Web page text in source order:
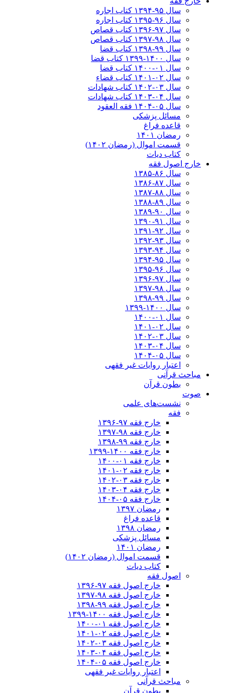
سال ۹۵-۱۳۹۴ کتاب اجاره
سال ۹۶-۱۳۹۵ کتاب اجاره
سال ۹۷-۱۳۹۶ کتاب قصاص
سال ۹۸-۱۳۹۷ کتاب قصاص
سال ۹۹-۱۳۹۸‍ کتاب قضا
سال ۱۴۰۰-۱۳۹۹ کتاب قضا
سال ۰۱-۱۴۰۰ کتاب قضا
سال ۰۲-۱۴۰۱ کتاب قضاء
سال ۰۳-۱۴۰۲ کتاب شهادات
سال ۰۴-۱۴۰۳ کتاب شهادات
سال ۰۵-۱۴۰۴ فقه العقود
مسائل پزشکی
قاعده فراغ
رمضان ۱۴۰۱
قسمت اموال (رمضان ۱۴۰۲)
کتاب دیات
خارج اصول فقه
سال ۸۶-۱۳۸۵
سال ۸۷-۱۳۸۶
سال ۸۸-۱۳۸۷
سال ۸۹-۱۳۸۸
سال ۹۰-۱۳۸۹
سال ۹۱-۱۳۹۰
سال ۹۲-۱۳۹۱
سال ۹۳-۱۳۹۲
سال ۹۴-۱۳۹۳
سال ۹۵-۱۳۹۴
سال ۹۶-۱۳۹۵
سال ۹۷-۱۳۹۶
سال ۹۸-۱۳۹۷
سال ۹۹-۱۳۹۸‍
سال ۱۴۰۰-۱۳۹۹
سال ۰۱-۱۴۰۰
سال ۰۲-۱۴۰۱
سال ۰۳-۱۴۰۲
سال ۰۴-۱۴۰۳
سال ۰۵-۱۴۰۴
اعتبار روایات غیر فقهی
مباحث قرآنی
بطون قرآن
صوت
نشست‌های علمی
فقه
خارج فقه ۹۷-۱۳۹۶
خارج فقه ۹۸-۱۳۹۷
خارج فقه ۹۹-۱۳۹۸
خارج فقه ۱۴۰۰-۱۳۹۹
خارج فقه ۰۱-۱۴۰۰
خارج فقه ۰۲-۱۴۰۱
خارج فقه ۰۳-۱۴۰۲
خارج فقه ۰۴-۱۴۰۳
خارج فقه ۰۵-۱۴۰۴
رمضان ۱۳۹۷
قاعده فراغ
رمضان ۱۳۹۸
مسائل پزشکی
رمضان ۱۴۰۱
قسمت اموال (رمضان ۱۴۰۲)
کتاب دیات
اصول فقه
خارج اصول فقه ۹۷-۱۳۹۶
خارج اصول فقه ۹۸-۱۳۹۷
خارج اصول فقه ۹۹-۱۳۹۸
خارج اصول فقه ۱۴۰۰-۱۳۹۹
خارج اصول فقه ۰۱-۱۴۰۰
خارج اصول فقه ۰۲-۱۴۰۱
خارج اصول فقه ۰۳-۱۴۰۲
خارج اصول فقه ۰۴-۱۴۰۳
خارج اصول فقه ۰۵-۱۴۰۴
اعتبار روایات غیر فقهی
مباحث قرآنی
بطون قرآن